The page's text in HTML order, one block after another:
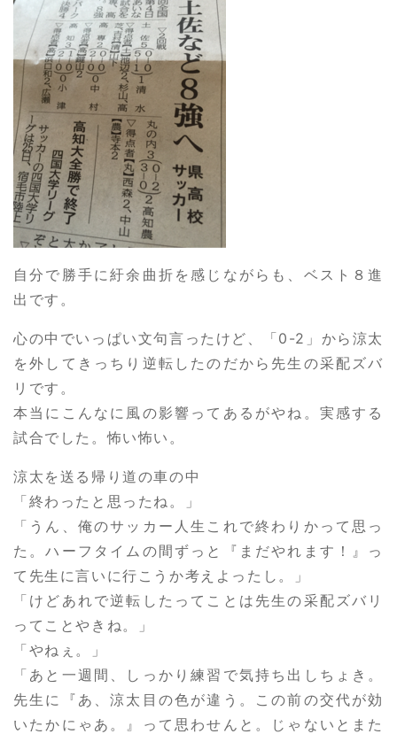
自分で勝手に紆余曲折を感じながらも、ベスト８進
出です。
心の中でいっぱい文句言ったけど、「0-2」から涼太
を外してきっちり逆転したのだから先生の采配ズバ
リです。
本当にこんなに風の影響ってあるがやね。実感する
試合でした。怖い怖い。
涼太を送る帰り道の車の中
「終わったと思ったね。」
「うん、俺のサッカー人生これで終わりかって思っ
た。ハーフタイムの間ずっと『まだやれます！』っ
て先生に言いに行こうか考えよったし。」
「けどあれで逆転したってことは先生の采配ズバリ
ってことやきね。」
「やねぇ。」
「あと一週間、しっかり練習で気持ち出しちょき。
先生に『あ、涼太目の色が違う。この前の交代が効
いたかにゃあ。』って思わせんと。じゃないとまた